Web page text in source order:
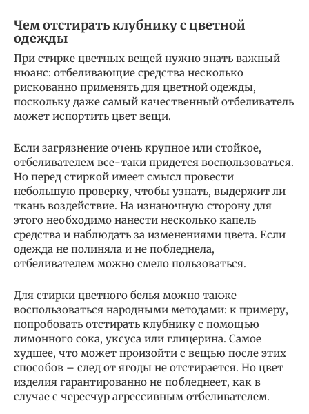
Чем отстирать клубнику с цветной
одежды
При стирке цветных вещей нужно знать важный
нюанс: отбеливающие средства несколько
рискованно применять для цветной одежды,
поскольку даже самый качественный отбеливатель
может испортить цвет вещи.
Если загрязнение очень крупное или стойкое,
отбеливателем все-таки придется воспользоваться.
Но перед стиркой имеет смысл провести
небольшую проверку, чтобы узнать, выдержит ли
ткань воздействие. На изнаночную сторону для
этого необходимо нанести несколько капель
средства и наблюдать за изменениями цвета. Если
одежда не полиняла и не побледнела,
отбеливателем можно смело пользоваться.
Для стирки цветного белья можно также
воспользоваться народными методами: к примеру,
попробовать отстирать клубнику с помощью
лимонного сока, уксуса или глицерина. Самое
худшее, что может произойти с вещью после этих
способов – след от ягоды не отстирается. Но цвет
изделия гарантированно не побледнеет, как в
случае с чересчур агрессивным отбеливателем.